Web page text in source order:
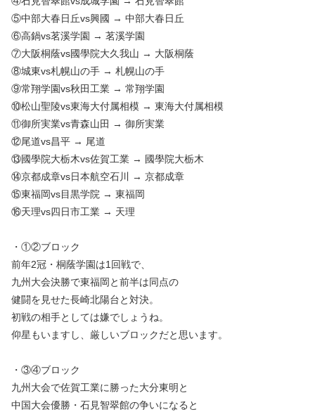
⑤中部大春日丘vs興國 → 中部大春日丘
⑥高鍋vs茗溪学園 → 茗溪学園
⑦大阪桐蔭vs國學院大久我山 → 大阪桐蔭
⑧城東vs札幌山の手 → 札幌山の手
⑨常翔学園vs秋田工業 → 常翔学園
⑩松山聖陵vs東海大付属相模 → 東海大付属相模
⑪御所実業vs青森山田 → 御所実業
⑫尾道vs昌平 → 尾道
⑬國學院大栃木vs佐賀工業 → 國學院大栃木
⑭京都成章vs日本航空石川 → 京都成章
⑮東福岡vs目黒学院 → 東福岡
⑯天理vs四日市工業 → 天理
・①②ブロック
前年2冠・桐蔭学園は1回戦で、
九州大会決勝で東福岡と前半は同点の
健闘を見せた長崎北陽台と対決。
初戦の相手としては嫌でしょうね。
仰星もいますし、厳しいブロックだと思います。
・③④ブロック
九州大会で佐賀工業に勝った大分東明と
中国大会優勝・石見智翠館の争いになると